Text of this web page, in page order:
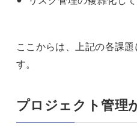
ここからは、上記の各課
す。
プロジェクト管理